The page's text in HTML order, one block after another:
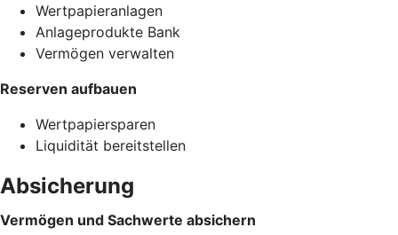
Wertpapieranlagen
Anlageprodukte Bank
Vermögen verwalten
Reserven aufbauen
Wertpapiersparen
Liquidität bereitstellen
Absicherung
Vermögen und Sachwerte absichern